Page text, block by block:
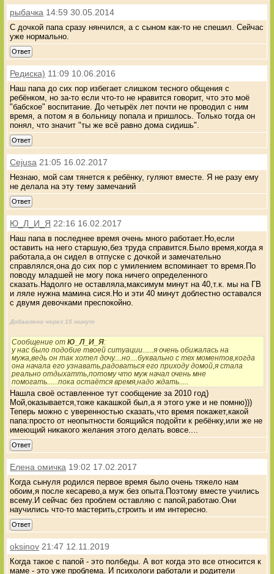
рыбачка 14:59 30.05.2014
С дочкой папа сразу нянчился, а с сыном как-то не спешил. Сейчас
уже нормально.
Ответ
Редиска) 11:09 10.06.2016
Наш папа до сих пор избегает слишком тесного общения с
ребёнком, но за-то если что-то не нравится говорит, что это моё
"бабское" воспитание. До четырёх лет почти не проводил с ним
время, а потом я в больницу попала и пришлось. Только тогда он
понял, что значит "ты же всё равно дома сидишь".
Ответ
Cejusa 21:05 16.02.2017
Незнаю, мой сам тянется к ребёнку, гуляют вместе. Я не разу ему
не делала на эту тему замечаний
Ответ
Ю_Л_И_Я 22:16 16.02.2017
Наш папа в последнее время очень много работает.Но,если
оставить на него старшую,без труда справится.Было время,когда я
работала,а он сидел в отпуске с дочкой и замечательно
справлялся,она до сих пор с умилением вспоминает то время.По
поводу младшей не могу пока ничего определенного
сказать.Надолго не оставляла,максимум минут на 40,т.к. мы на ГВ
и ляле нужна мамина сися.Но и эти 40 минут доблестно оставался
с двумя девочками преспокойно.
Добавлено через 15 минут
Сообщение отЮ_Л_И_Я:
у нас было подобие твоей ситуации......я очень обижалась на
мужа,ведь он так хотел дочу....но....буквально с тех моментов,когда
она начала его узнавать,радоваться его приходу домой,я стала
реально отдыхатть,потому что муж начал очень мне
помогать......пока остаётся время,надо ждать.....
Нашла своё оставленное тут сообщение за 2010 год)
Мой,оказывается,тоже какашкой был,а я этого уже и не помню)))
Теперь можно с уверенностью сказать,что время покажет,какой
папа:просто от неопытности боящийся подойти к ребёнку,или же не
имеющий никакого желания этого делать вовсе....
Ответ
Елена омичка 19:02 17.02.2017
Когда сынуля родился первое время было очень тяжело нам
обоим,я после кесарево,а муж без опыта.Поэтому вместе учились
всему.И сейчас без проблем оставляю с папой,работаю.Они
научились что-то мастерить,строить и им интересно.
Ответ
oksinov 21:47 12.11.2019
Когда такое с папой - это полбеды. А вот когда это все относится к
маме - это уже проблема. И психологи работали и родители